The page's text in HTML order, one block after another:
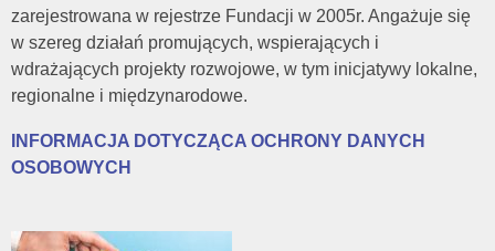
o
n
y
zarejestrowana w rejestrze Fundacji w 2005r. Angażuje się
w szereg działań promujących, wspierających i
wdrażających projekty rozwojowe, w tym inicjatywy lokalne,
regionalne i międzynarodowe.
INFORMACJA DOTYCZĄCA OCHRONY DANYCH
OSOBOWYCH